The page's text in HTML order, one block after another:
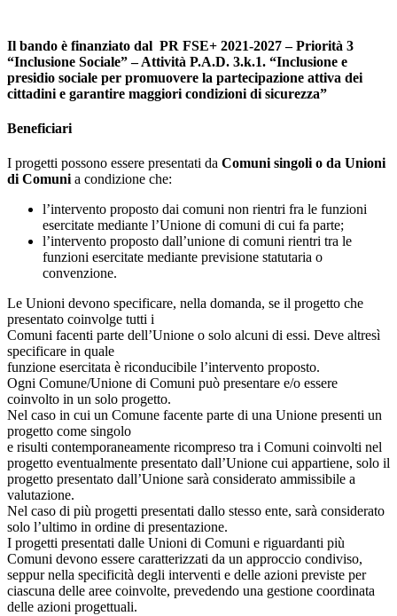
Il bando è finanziato dal PR FSE+ 2021-2027 – Priorità 3
“Inclusione Sociale” – Attività P.A.D. 3.k.1. “Inclusione e
presidio sociale per promuovere la partecipazione attiva dei
cittadini e garantire maggiori condizioni di sicurezza”
Beneficiari
I progetti possono essere presentati da Comuni singoli o da Unioni
di Comuni a condizione che:
l’intervento proposto dai comuni non rientri fra le funzioni
esercitate mediante l’Unione di comuni di cui fa parte;
l’intervento proposto dall’unione di comuni rientri tra le
funzioni esercitate mediante previsione statutaria o
convenzione.
Le Unioni devono specificare, nella domanda, se il progetto che
presentato coinvolge tutti i
Comuni facenti parte dell’Unione o solo alcuni di essi. Deve altresì
specificare in quale
funzione esercitata è riconducibile l’intervento proposto.
Ogni Comune/Unione di Comuni può presentare e/o essere
coinvolto in un solo progetto.
Nel caso in cui un Comune facente parte di una Unione presenti un
progetto come singolo
e risulti contemporaneamente ricompreso tra i Comuni coinvolti nel
progetto eventualmente presentato dall’Unione cui appartiene, solo il
progetto presentato dall’Unione sarà considerato ammissibile a
valutazione.
Nel caso di più progetti presentati dallo stesso ente, sarà considerato
solo l’ultimo in ordine di presentazione.
I progetti presentati dalle Unioni di Comuni e riguardanti più
Comuni devono essere caratterizzati da un approccio condiviso,
seppur nella specificità degli interventi e delle azioni previste per
ciascuna delle aree coinvolte, prevedendo una gestione coordinata
delle azioni progettuali.